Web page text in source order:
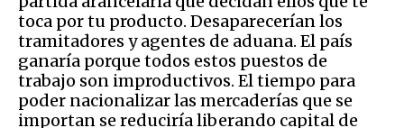
toca por tu producto. Desaparecerían los
tramitadores y agentes de aduana. El país
ganaría porque todos estos puestos de
trabajo son improductivos. El tiempo para
poder nacionalizar las mercaderías que se
importan se reduciría liberando capital de